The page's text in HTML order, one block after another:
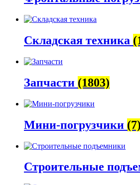
Складская техника
Запчасти (1803)
Мини-погрузчики (7)
Строительные